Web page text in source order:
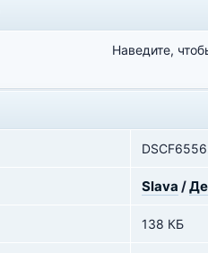
Наведите,
Slava /
138 КБ